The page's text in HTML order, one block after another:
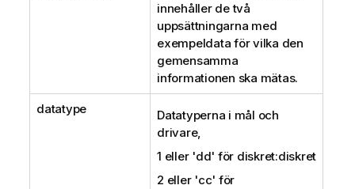
innehåller de två
uppsättningarna med
exempeldata för vilka den
gemensamma
informationen ska mätas.
datatype
Datatyperna i mål och
drivare,
1 eller 'dd' för diskret:diskret
2 eller 'cc' för